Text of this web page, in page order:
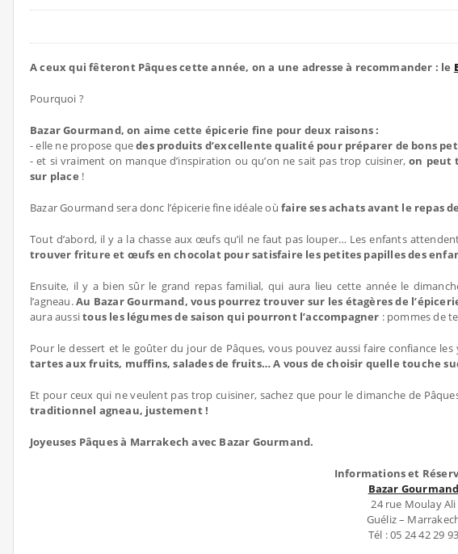
A ceux qui fêteront Pâques cette année, on a une adresse à recommander : le
Pourquoi ?
Bazar Gourmand, on aime cette épicerie fine pour deux raisons :
- elle ne propose quedes produits d’excellente qualité pour préparer de bons
- et si vraiment on manque d’inspiration ou qu’on ne sait pas trop cuisiner,on peut
sur place !
Bazar Gourmand sera donc l’épicerie fine idéale où faire ses achats avant le repas
Tout d’abord, il y a la chasse aux œufs qu’il ne faut pas louper… Les enfants
trouver friture et œufs en chocolat pour satisfaire les petites papilles des
Ensuite, il y a bien sûr le grand repas familial, qui aura lieu cette année le
l’agneau.Au Bazar Gourmand, vous pourrez trouver sur les étagères de
aura aussitous les légumes de saison qui pourront l’accompagner : pommes de
Pour le dessert et le goûter du jour de Pâques, vous pouvez aussi faire confiance
tartes aux fruits, muffins, salades de fruits… A vous de choisir quelle touche
Et pour ceux qui ne veulent pas trop cuisiner, sachez que pour le dimanche de
traditionnel agneau, justement !
Joyeuses Pâques à Marrakech avec Bazar Gourmand.
Informations et
Bazar Gourmand
24 rue Moulay Ali
Guéliz –
Tél : 05 24 42 29 93